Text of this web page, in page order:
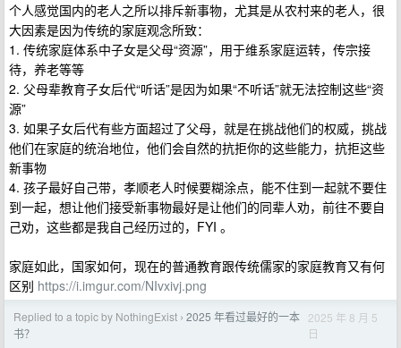
个人感觉国内的老人之所以排斥新事物，尤其是从农村来的老人，很
大因素是因为传统的家庭观念所致：
1. 传统家庭体系中子女是父母“资源”，用于维系家庭运转，传宗接
待，养老等等
2. 父母辈教育子女后代“听话”是因为如果“不听话”就无法控制这些“资
源”
3. 如果子女后代有些方面超过了父母，就是在挑战他们的权威，挑战
他们在家庭的统治地位，他们会自然的抗拒你的这些能力，抗拒这些
新事物
4. 孩子最好自己带，孝顺老人时候要糊涂点，能不住到一起就不要住
到一起，想让他们接受新事物最好是让他们的同辈人劝，前往不要自
己劝，这些都是我自己经历过的，FYI 。
家庭如此，国家如何，现在的普通教育跟传统儒家的家庭教育又有何
区别 https://i.imgur.com/NIvxivj.png
Replied to a topic by NothingExist › 2025 年看过最好的一本
书？
2025 年 8 月 5
日